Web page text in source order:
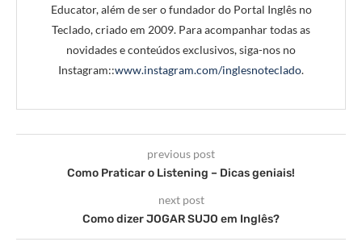
Educator, além de ser o fundador do Portal Inglês no
Teclado, criado em 2009. Para acompanhar todas as
novidades e conteúdos exclusivos, siga-nos no
Instagram::www.instagram.com/inglesnoteclado.
previous post
Como Praticar o Listening – Dicas geniais!
next post
Como dizer JOGAR SUJO em Inglês?